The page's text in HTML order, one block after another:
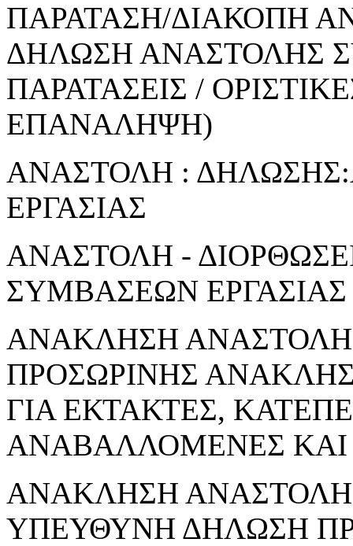
ΠΑΡΑΤΑΣΗ/ΔΙΑΚΟΠΗ
ΔΗΛΩΣΗ ΑΝΑΣΤΟΛΗΣ
ΠΑΡΑΤΑΣΕΙΣ /
ΕΠΑΝΑΛΗΨΗ)
ΑΝΑΣΤΟΛΗ :
ΕΡΓΑΣΙΑΣ
ΑΝΑΣΤΟΛΗ -
ΣΥΜΒΑΣΕΩΝ
ΑΝΑΚΛΗΣΗ
ΠΡΟΣΩΡΙΝΗΣ
ΓΙΑ ΕΚΤΑΚΤΕΣ,
ΑΝΑΒΑΛΛΟΜΕΝΕΣ ΚΑΙ
ΑΝΑΚΛΗΣΗ
ΥΠΕΥΘΥΝΗ ΔΗΛΩΣΗ